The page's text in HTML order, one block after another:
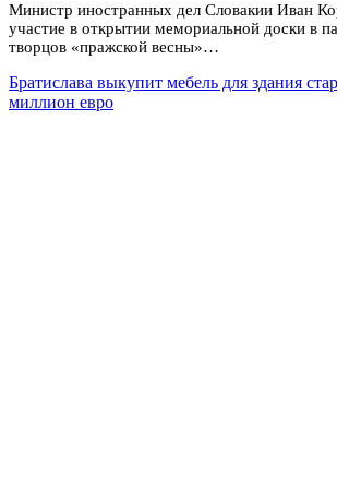
Министр иностранных дел Словакии Иван
участие в открытии мемориальной доски в
творцов «пражской весны»…
Братислава выкупит мебель для здания
миллион евро